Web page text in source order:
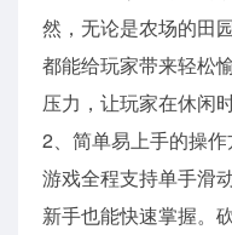
然，无论是农场的田
都能给玩家带来轻松
压力，让玩家在休闲
2、简单易上手的操
游戏全程支持单手滑
新手也能快速掌握。